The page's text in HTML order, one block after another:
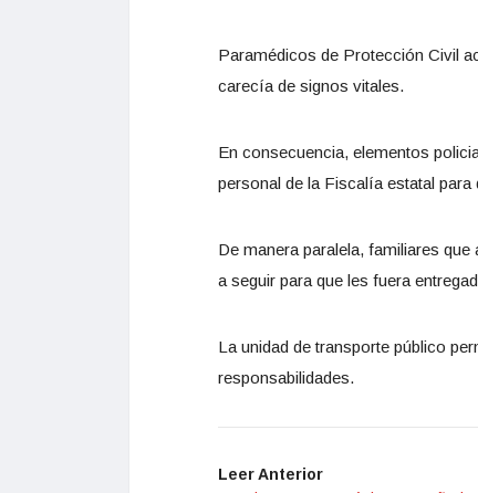
Paramédicos de Protección Civil
carecía de signos vitales.
En consecuencia, elementos
personal de la Fiscalía estatal
De manera paralela, familiares
a seguir para que les fuera
La unidad de transporte público
responsabilidades.
Leer Anterior